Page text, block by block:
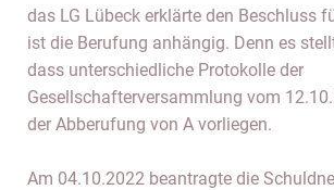
das LG Lübeck erklärte den Beschluss
ist die Berufung anhängig. Denn es
dass unterschiedliche Protokolle der
Gesellschafterversammlung vom
der Abberufung von A vorliegen.
Am 04.10.2022 beantragte die